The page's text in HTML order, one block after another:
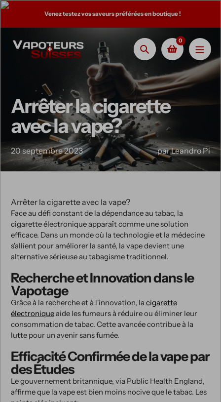
Aller
contenu
la
Venez testez vos saveurs préférées en boutique !
Chercher
0
Arrêter la cigarette
avec la vape?
20 septembre 2023 par Leandro Pi
Arrêter la cigarette avec la vape?
Face au défi constant de la dépendance au tabac, la
cigarette électronique apparaît comme une solution
efficace. Dans un monde où la technologie et la médecine
s'allient pour améliorer la santé, la vape devient une
alternative sérieuse au tabagisme traditionnel.
Recherche et Innovation dans le
Vapotage
Grâce à la recherche et à l'innovation, la cigarette
électroniqueaide les fumeurs à réduire ou éliminer leur
consommation de tabac. Cette avancée contribue à la
lutte pour un avenir sans fumée.
Efficacité Confirmée de la vape par
des Études
Le gouvernement britannique, via Public Health England,
affirme que la vape est bien moins nocive que le tabac. Les